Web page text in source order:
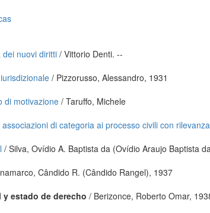
nuovi diritti / Vittorio Denti. --
/ Pizzorusso, Alessandro, 1931
di motivazione / Taruffo, Michele
di categoria ai processo civili con
/ Silva, Ovídio A. Baptista da (Ovídio Araujo Baptista
Cândido R. (Cândido Rangel), 1937
estado de derecho / Berizonce, Roberto Omar,